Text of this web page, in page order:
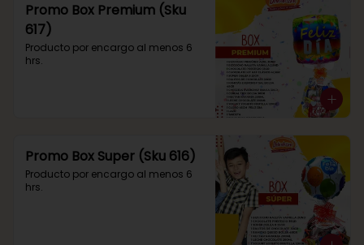
Promo Box Premium (Sku
617)
Producto por encargo al menos 6
hrs.
Promo Box Super (Sku 616)
Producto por encargo al menos 6
hrs.